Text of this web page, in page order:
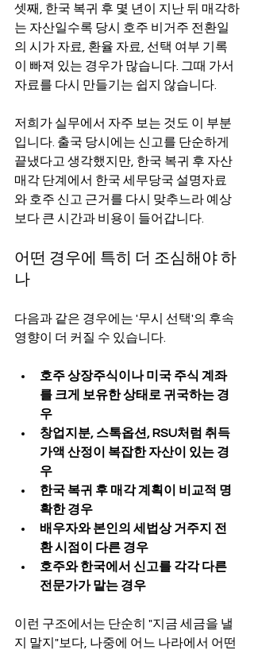
셋째, 한국 복귀 후 몇 년이 지난 뒤 매각하
는 자산일수록 당시 호주 비거주 전환일
의 시가 자료, 환율 자료, 선택 여부 기록
이 빠져 있는 경우가 많습니다. 그때 가서
자료를 다시 만들기는 쉽지 않습니다.
저희가 실무에서 자주 보는 것도 이 부분
입니다. 출국 당시에는 신고를 단순하게
끝냈다고 생각했지만, 한국 복귀 후 자산
매각 단계에서 한국 세무당국 설명자료
와 호주 신고 근거를 다시 맞추느라 예상
보다 큰 시간과 비용이 들어갑니다.
어떤 경우에 특히 더 조심해야 하
나
다음과 같은 경우에는 '무시 선택'의 후속
영향이 더 커질 수 있습니다.
호주 상장주식이나 미국 주식 계좌
를 크게 보유한 상태로 귀국하는 경
우
창업지분, 스톡옵션, RSU처럼 취득
가액 산정이 복잡한 자산이 있는 경
우
한국 복귀 후 매각 계획이 비교적 명
확한 경우
배우자와 본인의 세법상 거주지 전
환 시점이 다른 경우
호주와 한국에서 신고를 각각 다른
전문가가 맡는 경우
이런 구조에서는 단순히 "지금 세금을 낼
지 말지"보다, 나중에 어느 나라에서 어떤